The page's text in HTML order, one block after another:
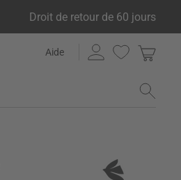
Droit de retour de 60 jours
Aide